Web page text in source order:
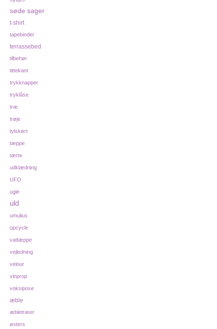
søde sager
t-shirt
tapebinder
terrassebed
tilbehør
tittekant
trykknapper
tryklåse
træ
trøje
tylskørt
tæppe
tærte
udklædning
UFO
ugle
uld
umulius
upcycle
vattæppe
vejledning
velour
vinprop
voksipose
æble
æbletræer
østers